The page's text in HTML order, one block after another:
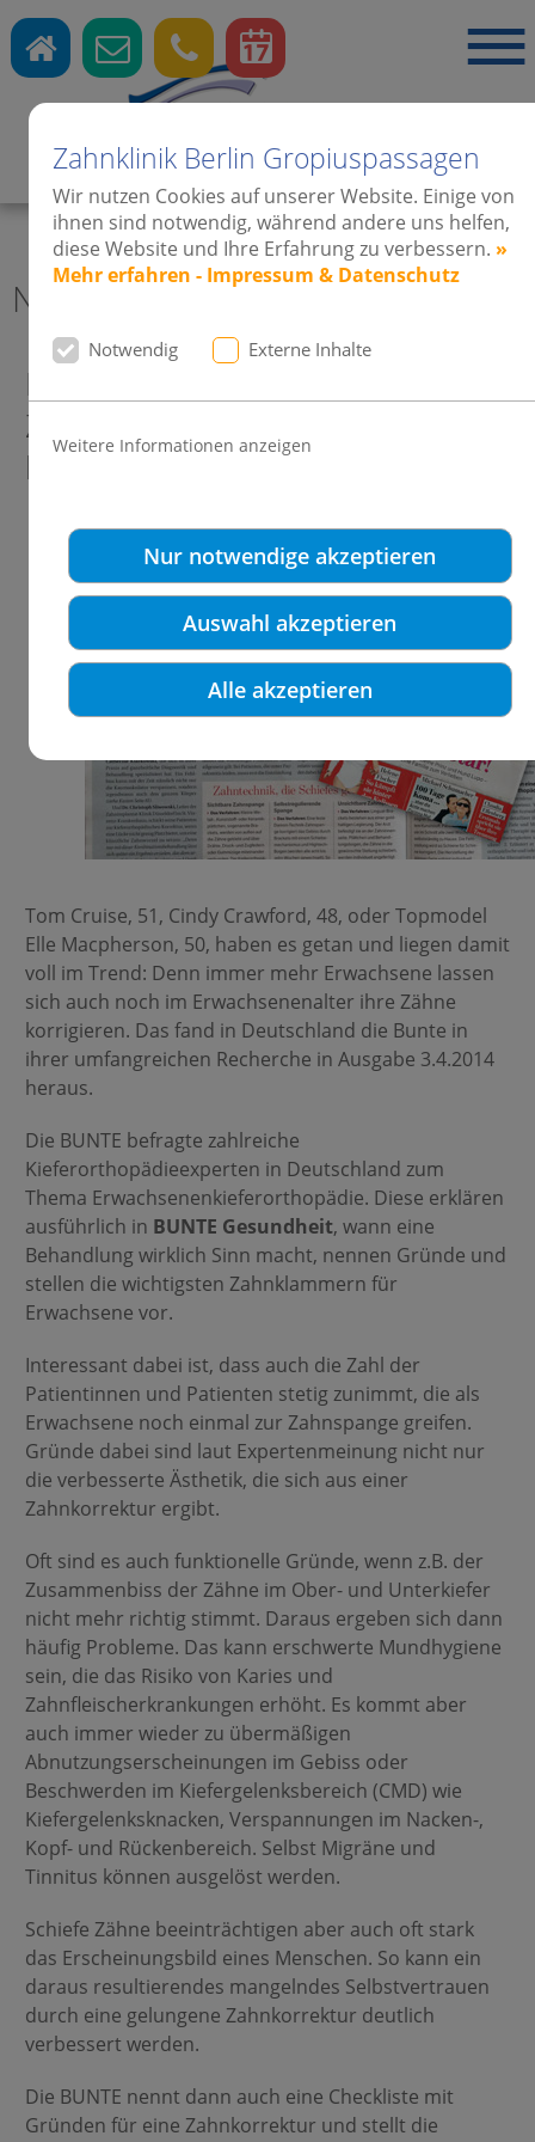
Zahnklinik Berlin Gropiuspassagen
Wir nutzen Cookies auf unserer Website. Einige von
ihnen sind notwendig, während andere uns helfen,
diese Website und Ihre Erfahrung zu verbessern. »
Mehr erfahren - Impressum & Datenschutz
Notwendig Externe Inhalte
Weitere Informationen anzeigen
Nur notwendige akzeptieren
Auswahl akzeptieren
Alle akzeptieren
Zahnärzte · Kieferorthopädie ·Implantate
News 2014 Zahnklinik Berlin
BUNTE Recherche bestätigt:
Zahnkorrektur bei Erwachsenen
liegt voll im Trend.
Tom Cruise, 51, Cindy Crawford, 48, oder Topmodel
Elle Macpherson, 50, haben es getan und liegen damit
voll im Trend: Denn immer mehr Erwachsene lassen
sich auch noch im Erwachsenenalter ihre Zähne
korrigieren. Das fand in Deutschland die Bunte in
ihrer umfangreichen Recherche in Ausgabe 3.4.2014
heraus.
Die BUNTE befragte zahlreiche
Kieferorthopädieexperten in Deutschland zum
Thema Erwachsenenkieferorthopädie. Diese erklären
ausführlich in BUNTE Gesundheit, wann eine
Behandlung wirklich Sinn macht, nennen Gründe und
stellen die wichtigsten Zahnklammern für
Erwachsene vor.
Interessant dabei ist, dass auch die Zahl der
Patientinnen und Patienten stetig zunimmt, die als
Erwachsene noch einmal zur Zahnspange greifen.
Gründe dabei sind laut Expertenmeinung nicht nur
die verbesserte Ästhetik, die sich aus einer
Zahnkorrektur ergibt.
Oft sind es auch funktionelle Gründe, wenn z.B. der
Zusammenbiss der Zähne im Ober- und Unterkiefer
nicht mehr richtig stimmt. Daraus ergeben sich dann
häufig Probleme. Das kann erschwerte Mundhygiene
sein, die das Risiko von Karies und
Zahnfleischerkrankungen erhöht. Es kommt aber
auch immer wieder zu übermäßigen
Abnutzungserscheinungen im Gebiss oder
Beschwerden im Kiefergelenksbereich (CMD) wie
Kiefergelenksknacken, Verspannungen im Nacken-,
Kopf- und Rückenbereich. Selbst Migräne und
Tinnitus können ausgelöst werden.
Schiefe Zähne beeinträchtigen aber auch oft stark
das Erscheinungsbild eines Menschen. So kann ein
daraus resultierendes mangelndes Selbstvertrauen
durch eine gelungene Zahnkorrektur deutlich
verbessert werden.
Die BUNTE nennt dann auch eine Checkliste mit
Gründen für eine Zahnkorrektur und stellt die